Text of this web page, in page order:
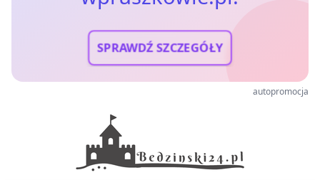
SPRAWDŹ SZCZEGÓŁY
autopromocja